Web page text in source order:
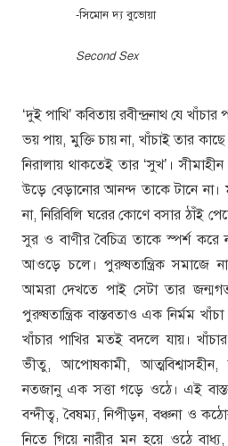
-সিমোন দ্য
Second Sex
‘দুই পাখি’ কবিতায় রবীন্দ্রনাথ যে
ভয় পায়, মুক্তি চায় না, খাঁচাই তার কাছে
নিরালায় থাকতেই তার ‘সুখ’।
উড়ে বেড়ানোর আনন্দ তাকে টানে না।
না, নিরিবিলি ঘরের কোণে বসার ঠাঁই
সুর ও বাণীর বৈচিত্র তাকে স্পর্শ
আওড়ে চলে। পুরুষতান্ত্রিক সমাজে
আমরা দেখতে পাই সেটা তার জন্মগত
পুরুষতান্ত্রিক বাস্তবতাও এক নির্মম
খাঁচার পাখির মতই বদলে যায়।
ভীতু, আপোষকামী, আত্মবিশ্বাসহীন,
নতজানু এক সত্তা গড়ে ওঠে। এই
বন্দীত্ব, বৈষম্য, নিপীড়ন, বঞ্চনা ও
নিতে গিয়ে নারীর মন হয়ে ওঠে